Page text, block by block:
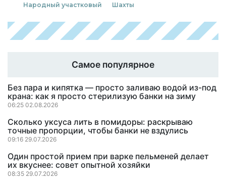
Народный участковый
Шахты
Самое популярное
Без пара и кипятка — просто заливаю водой из-под
крана: как я просто стерилизую банки на зиму
06:25 02.08.2026
Сколько уксуса лить в помидоры: раскрываю
точные пропорции, чтобы банки не вздулись
09:16 29.07.2026
Один простой прием при варке пельменей делает
их вкуснее: совет опытной хозяйки
08:35 29.07.2026